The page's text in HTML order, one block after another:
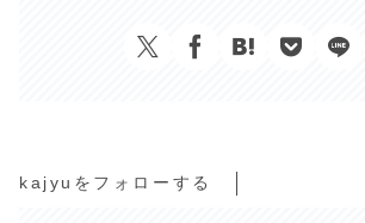
kajyuをフォローする